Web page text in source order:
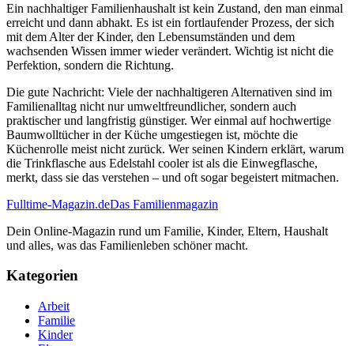
Ein nachhaltiger Familienhaushalt ist kein Zustand, den man einmal
erreicht und dann abhakt. Es ist ein fortlaufender Prozess, der sich
mit dem Alter der Kinder, den Lebensumständen und dem
wachsenden Wissen immer wieder verändert. Wichtig ist nicht die
Perfektion, sondern die Richtung.
Die gute Nachricht: Viele der nachhaltigeren Alternativen sind im
Familienalltag nicht nur umweltfreundlicher, sondern auch
praktischer und langfristig günstiger. Wer einmal auf hochwertige
Baumwolltücher in der Küche umgestiegen ist, möchte die
Küchenrolle meist nicht zurück. Wer seinen Kindern erklärt, warum
die Trinkflasche aus Edelstahl cooler ist als die Einwegflasche,
merkt, dass sie das verstehen – und oft sogar begeistert mitmachen.
Fulltime-Magazin.deDas Familienmagazin
Dein Online-Magazin rund um Familie, Kinder, Eltern, Haushalt
und alles, was das Familienleben schöner macht.
Kategorien
Arbeit
Familie
Kinder